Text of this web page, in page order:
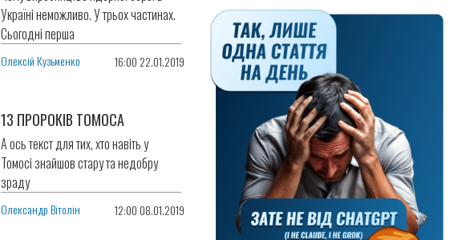
Україні неможливо. У трьох частинах.
Сьогодні перша
Олексій Кузьменко 16:00 22.01.2019
13 ПРОРОКІВ ТОМОСА
А ось текст для тих, хто навіть у
Томосі знайшов стару та недобру
зраду
Олександр Вітолін 12:00 08.01.2019